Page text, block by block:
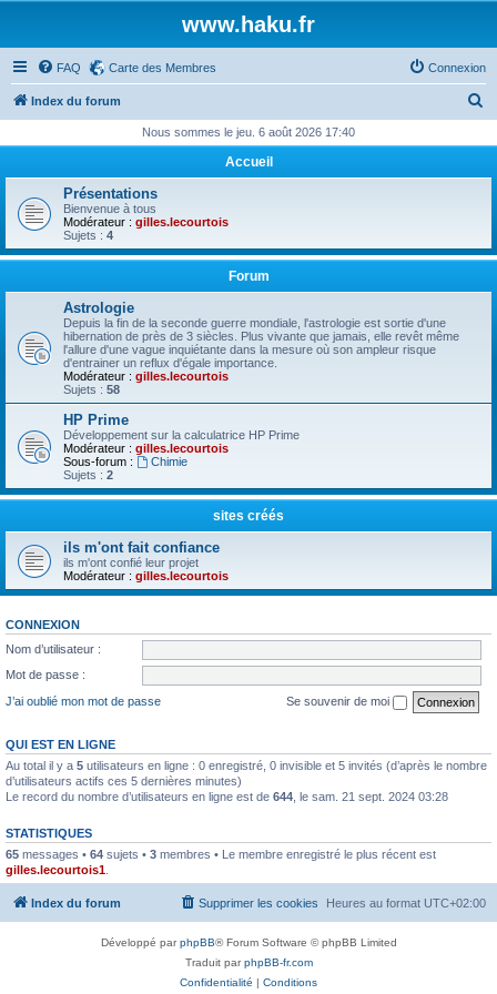
www.haku.fr
FAQ Carte des Membres Connexion
Index du forum
h
c
Nous sommes le jeu. 6 août 2026 17:40
Accueil
Présentations
Bienvenue à tous
Modérateur : gilles.lecourtois
Sujets : 4
Forum
Astrologie
Depuis la fin de la seconde guerre mondiale, l'astrologie est sortie d'une
hibernation de près de 3 siècles. Plus vivante que jamais, elle revêt même
l'allure d'une vague inquiétante dans la mesure où son ampleur risque
d'entrainer un reflux d'égale importance.
Modérateur : gilles.lecourtois
Sujets : 58
HP Prime
Développement sur la calculatrice HP Prime
Modérateur : gilles.lecourtois
Sous-forum :
Chimie
Sujets : 2
sites créés
ils m'ont fait confiance
ils m'ont confié leur projet
Modérateur : gilles.lecourtois
CONNEXION
Nom d’utilisateur :
Mot de passe :
J’ai oublié mon mot de passe
Se souvenir de moi
QUI EST EN LIGNE
Au total il y a 5 utilisateurs en ligne : 0 enregistré, 0 invisible et 5 invités (d’après le nombre
d’utilisateurs actifs ces 5 dernières minutes)
Le record du nombre d’utilisateurs en ligne est de 644 , le sam. 21 sept. 2024 03:28
STATISTIQUES
65 messages • 64 sujets • 3 membres • Le membre enregistré le plus récent est
gilles.lecourtois1
Index du forum Heures au format UTC+02:00
Supprimer les cookies
Développé parphpBB® Forum Software © phpBB Limited
Traduit parphpBB-fr.com
Confidentialité | Conditions